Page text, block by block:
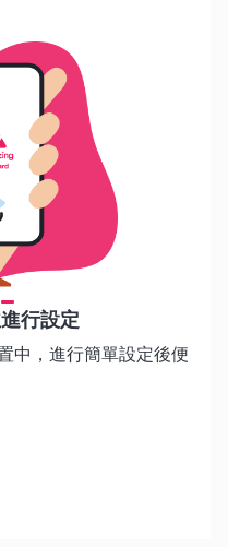
行設定
中，進行簡單設定後便